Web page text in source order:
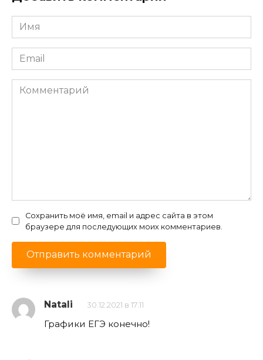
Имя
*
Email
*
Комментарий
Сохранить моё имя, email и адрес сайта в этом
браузере для последующих моих комментариев.
Natali 30.12.2021 в 17:11
Графики ЕГЭ конечно!